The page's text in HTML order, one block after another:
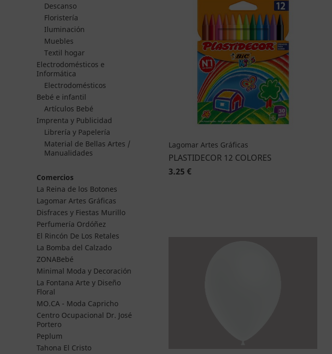
Descanso
Floristería
Iluminación
Muebles
Textil hogar
Electrodomésticos e
Informática
Electrodomésticos
Bebé e infantil
Artículos Bebé
Imprenta y Publicidad
Librería y Papelería
Material de Bellas Artes /
Manualidades
Comercios
La Reina de los Botones
Lagomar Artes Gráficas
Disfraces y Fiestas Murillo
Perfumería Ordóñez
El Rincón De Los Retales
La Bomba del Calzado
ZONABebé
Minimal Moda y Decoración
La Fontana Arte y Diseño
Floral
MO.CA - Moda Capricho
Centro Ocupacional Dr. José
Portero
Peplum
Tahona El Cristo
Lagomar Artes Gráficas
PLASTIDECOR 12 COLORES
3.25 €